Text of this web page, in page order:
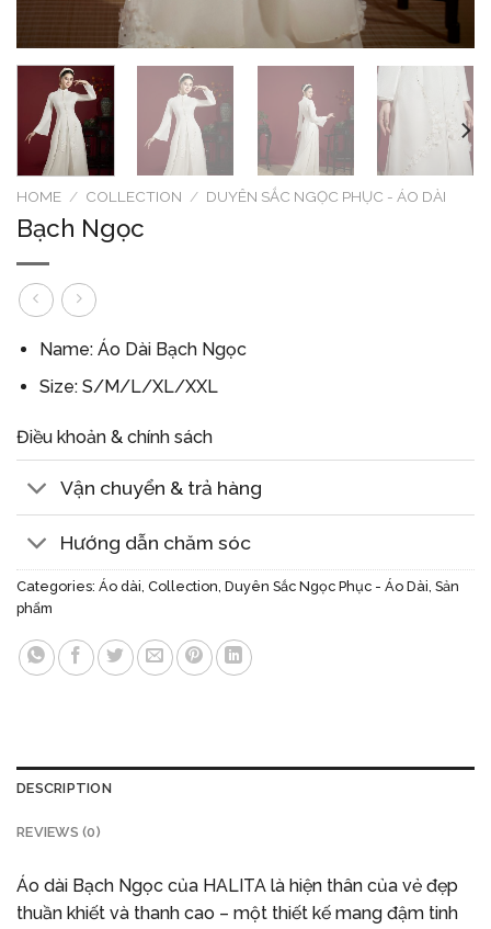
HOME / COLLECTION / DUYÊN SẮC NGỌC PHỤC - ÁO DÀI
Bạch Ngọc
Name: Áo Dài Bạch Ngọc
Size: S/M/L/XL/XXL
Điều khoản & chính sách
Vận chuyển & trả hàng
Hướng dẫn chăm sóc
Categories: Áo dài, Collection, Duyên Sắc Ngọc Phục - Áo Dài, Sản
phẩm
DESCRIPTION
REVIEWS (0)
Áo dài Bạch Ngọc của HALITA là hiện thân của vẻ đẹp
thuần khiết và thanh cao – một thiết kế mang đậm tinh